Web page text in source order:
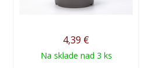
4,39 €
Na sklade nad 3 ks